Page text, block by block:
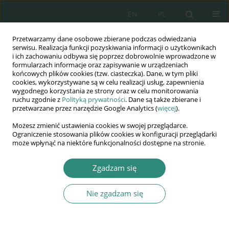
Przetwarzamy dane osobowe zbierane podczas odwiedzania
serwisu. Realizacja funkcji pozyskiwania informacji o użytkownikach
i ich zachowaniu odbywa się poprzez dobrowolnie wprowadzone w
formularzach informacje oraz zapisywanie w urządzeniach
końcowych plików cookies (tzw. ciasteczka). Dane, w tym pliki
cookies, wykorzystywane są w celu realizacji usług, zapewnienia
wygodnego korzystania ze strony oraz w celu monitorowania
ruchu zgodnie z Polityką prywatności. Dane są także zbierane i
przetwarzane przez narzędzie Google Analytics (więcej).
Możesz zmienić ustawienia cookies w swojej przeglądarce.
Ograniczenie stosowania plików cookies w konfiguracji przeglądarki
może wpłynąć na niektóre funkcjonalności dostępne na stronie.
Zgadzam się
Nie zgadzam się
PL
EN
Wydawnictwo
AWSGE
Akademia Nauk Stosowanych
WSGE
im. Alcide De Gasperi
Małgorzata Kamińska-
Juckiewicz